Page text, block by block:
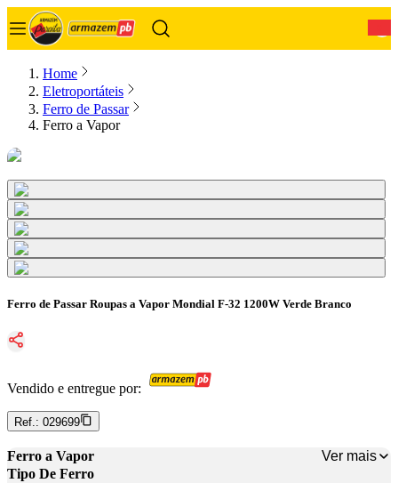
Home
Eletroportáteis
Ferro de Passar
Ferro a Vapor
Ferro de Passar Roupas a Vapor Mondial F-32 1200W Verde Branco
Vendido e entregue por:
Ref.: 029699
Ferro a Vapor
Ver mais
Tipo De Ferro